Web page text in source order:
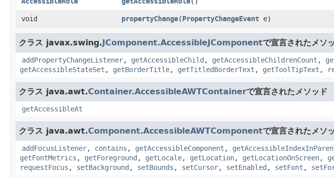
void propertyChange​(PropertyChangeEvent e)
クラス javax.swing.JComponent.AccessibleJComponentで宣言されたメソ
addPropertyChangeListener, getAccessibleChild , getAccessibleChildrenCount ,
getAccessibleStateSet , getBorderTitle, getTitledBorderText , getToolTipText ,
クラス java.awt.Container.AccessibleAWTContainerで宣言されたメソッド
getAccessibleAt
クラス java.awt.Component.AccessibleAWTComponentで宣言されたメソ
addFocusListener, contains , getAccessibleComponent ,
getFontMetrics , getForeground , getLocale, getLocation, getLocationOnScreen,
requestFocus , setBackground , setBounds , setCursor, setEnabled , setFont ,